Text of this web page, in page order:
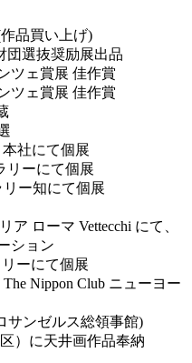
品買い上げ)
団選抜奨励展出品
ツェ賞展 佳作賞
ツェ賞展 佳作賞
本社にて個展
リーにて個展
ー知にて個展
ローマ Vettecchi にて、
ション
ーにて個展
Nippon Club ニューヨー
サンゼルス総領事館)
）に天井画作品奉納